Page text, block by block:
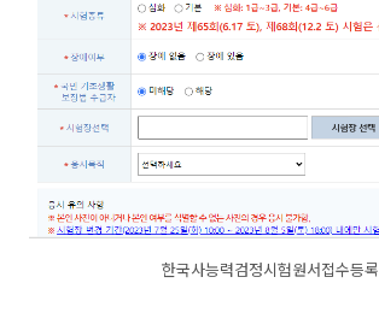
한국사능력검정시험원서접수등록